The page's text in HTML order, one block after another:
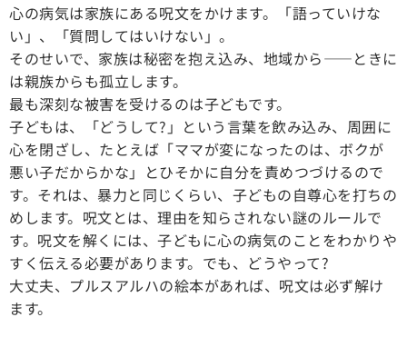
心の病気は家族にある呪文をかけます。「語っていけな
い」、「質問してはいけない」。
そのせいで、家族は秘密を抱え込み、地域から――ときに
は親族からも孤立します。
最も深刻な被害を受けるのは子どもです。
子どもは、「どうして?」という言葉を飲み込み、周囲に
心を閉ざし、たとえば「ママが変になったのは、ボクが
悪い子だからかな」とひそかに自分を責めつづけるので
す。それは、暴力と同じくらい、子どもの自尊心を打ちの
めします。呪文とは、理由を知らされない謎のルールで
す。呪文を解くには、子どもに心の病気のことをわかりや
すく伝える必要があります。でも、どうやって?
大丈夫、プルスアルハの絵本があれば、呪文は必ず解け
ます。